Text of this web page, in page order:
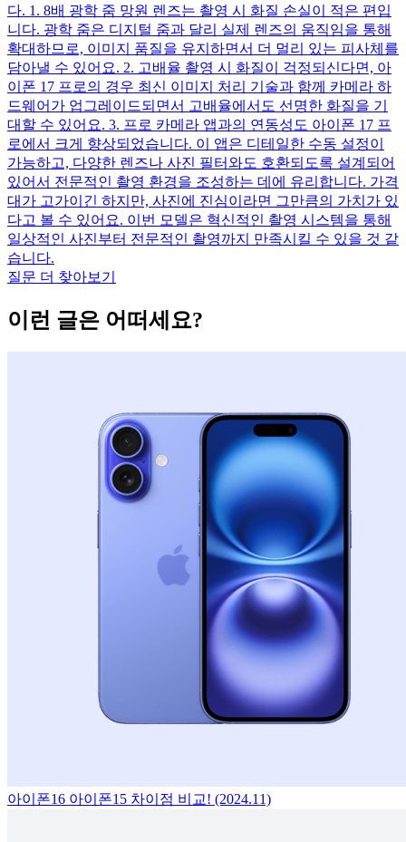
다. 1. 8배 광학 줌 망원 렌즈는 촬영 시 화질 손실이 적은 편입
니다. 광학 줌은 디지털 줌과 달리 실제 렌즈의 움직임을 통해
확대하므로, 이미지 품질을 유지하면서 더 멀리 있는 피사체를
담아낼 수 있어요. 2. 고배율 촬영 시 화질이 걱정되신다면, 아
이폰 17 프로의 경우 최신 이미지 처리 기술과 함께 카메라 하
드웨어가 업그레이드되면서 고배율에서도 선명한 화질을 기
대할 수 있어요. 3. 프로 카메라 앱과의 연동성도 아이폰 17 프
로에서 크게 향상되었습니다. 이 앱은 디테일한 수동 설정이
가능하고, 다양한 렌즈나 사진 필터와도 호환되도록 설계되어
있어서 전문적인 촬영 환경을 조성하는 데에 유리합니다. 가격
대가 고가이긴 하지만, 사진에 진심이라면 그만큼의 가치가 있
다고 볼 수 있어요. 이번 모델은 혁신적인 촬영 시스템을 통해
일상적인 사진부터 전문적인 촬영까지 만족시킬 수 있을 것 같
습니다.
질문 더 찾아보기
이런 글은 어떠세요?
아이폰16 아이폰15 차이점 비교! (2024.11)